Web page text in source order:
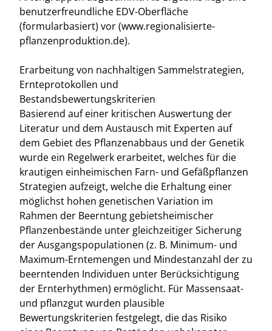
benutzerfreundliche EDV-Oberfläche
(formularbasiert) vor (www.regionalisierte-
pflanzenproduktion.de).
Erarbeitung von nachhaltigen Sammelstrategien,
Ernteprotokollen und
Bestandsbewertungskriterien
Basierend auf einer kritischen Auswertung der
Literatur und dem Austausch mit Experten auf
dem Gebiet des Pflanzenabbaus und der Genetik
wurde ein Regelwerk erarbeitet, welches für die
krautigen einheimischen Farn- und Gefäßpflanzen
Strategien aufzeigt, welche die Erhaltung einer
möglichst hohen genetischen Variation im
Rahmen der Beerntung gebietsheimischer
Pflanzenbestände unter gleichzeitiger Sicherung
der Ausgangspopulationen (z. B. Minimum- und
Maximum-Erntemengen und Mindestanzahl der zu
beerntenden Individuen unter Berücksichtigung
der Ernterhythmen) ermöglicht. Für Massensaat-
und pflanzgut wurden plausible
Bewertungskriterien festgelegt, die das Risiko